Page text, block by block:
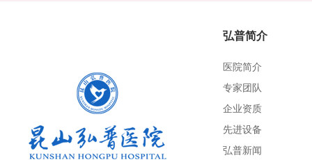
弘普简介
医院简介
专家团队
企业资质
先进设备
弘普新闻